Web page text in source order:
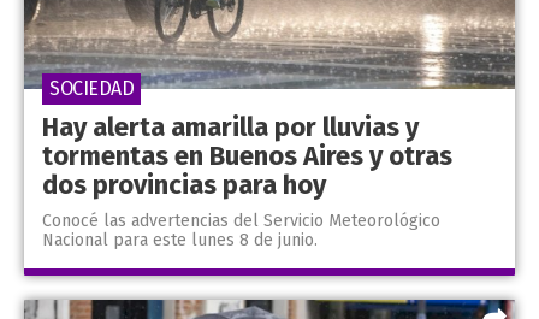
Hay alerta amarilla por lluvias y
tormentas en Buenos Aires y otras
dos provincias para hoy
Conocé las advertencias del Servicio Meteorológico
Nacional para este lunes 8 de junio.
SOCIEDAD